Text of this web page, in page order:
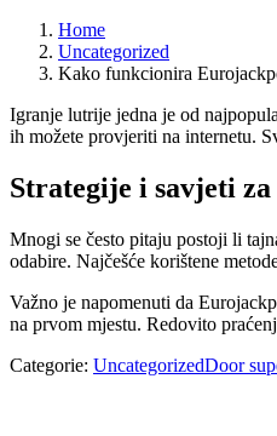
Home
Uncategorized
Kako funkcionira
Igranje lutrije jedna je od
ih možete provjeriti na internetu.
Strategije i savjeti za
Mnogi se često pitaju postoji li
odabire. Najčešće korištene
Važno je napomenuti da
na prvom mjestu. Redovito
Categorie: UncategorizedDoor